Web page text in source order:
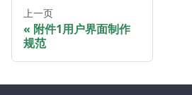
上一页
附件1用户界面制作
规范